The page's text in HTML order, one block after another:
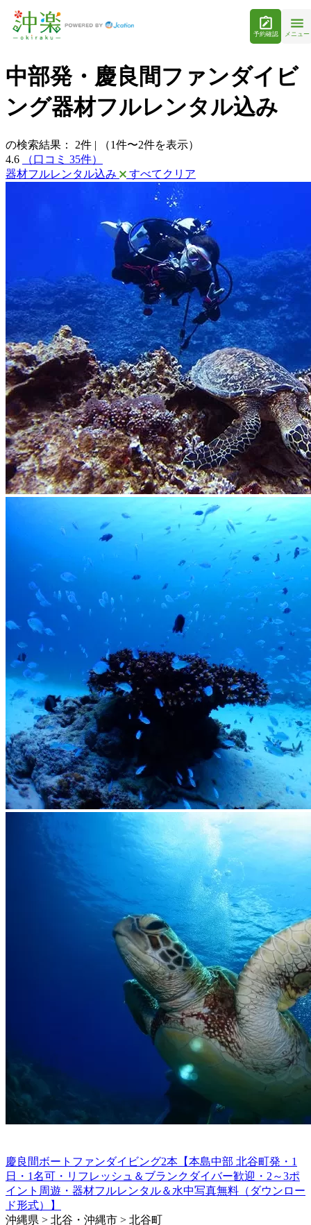
予約確認 メニュー
中部発・慶良間ファンダイビ
ング器材フルレンタル込み
の検索結果： 2件 |
（1件〜2件を表示）
4.6
（口コミ 35件）
器材フルレンタル込み
すべてクリア
慶良間ボートファンダイビング2本【本島中部 北谷町発・1
日・1名可・リフレッシュ＆ブランクダイバー歓迎・2～3ポ
イント周遊・器材フルレンタル＆水中写真無料（ダウンロー
ド形式）】
沖縄県 > 北谷・沖縄市 > 北谷町